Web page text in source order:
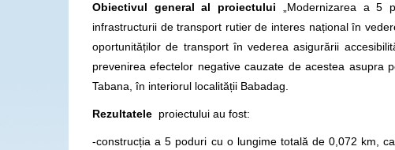
Obiectivul general al proiectului „Modernizarea a 5
infrastructurii de transport rutier de interes național în
oportunităților de transport în vederea asigurării
prevenirea efectelor negative cauzate de acestea asupra
Tabana, în interiorul localității Babadag.
Rezultatele proiectului au fost:
-construcția a 5 poduri cu o lungime totală de 0,072 km,